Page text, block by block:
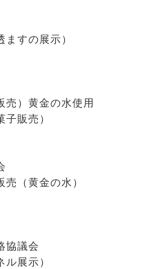
すの展示）
売）黄金の水使用
販売）
売（黄金の水）
協議会
展示）